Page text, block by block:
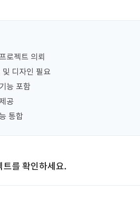
로젝트 의뢰
디자인 필요
능 포함
공
통합
를 확인하세요.